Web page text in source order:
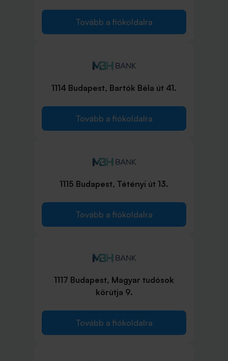
Tovább a fiókoldalra
1114 Budapest, Bartók Béla út 41.
Tovább a fiókoldalra
1115 Budapest, Tétényi út 13.
Tovább a fiókoldalra
1117 Budapest, Magyar tudósok
körútja 9.
Tovább a fiókoldalra